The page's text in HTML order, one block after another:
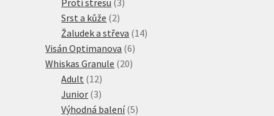
Srst a kůže 22
produkty
Žaludek a střeva 1414
Visán Optimanova 66
produktů
Whiskas Granule 2020
Adult 1212
produktů
Junior 33
produkty
Výhodná balení 55